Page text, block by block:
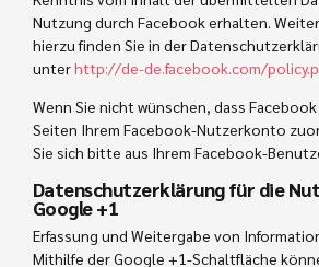
Nutzung durch Facebook erhalten.
hierzu finden Sie in der
unterhttp://de-de.facebook.com/
Wenn Sie nicht wünschen, dass
Seiten Ihrem Facebook-Nutzerkonto
Sie sich bitte aus Ihrem Facebook-
Datenschutzerklärung für die
Google +1
Erfassung und Weitergabe von
Mithilfe der Google +1-Schaltfläche